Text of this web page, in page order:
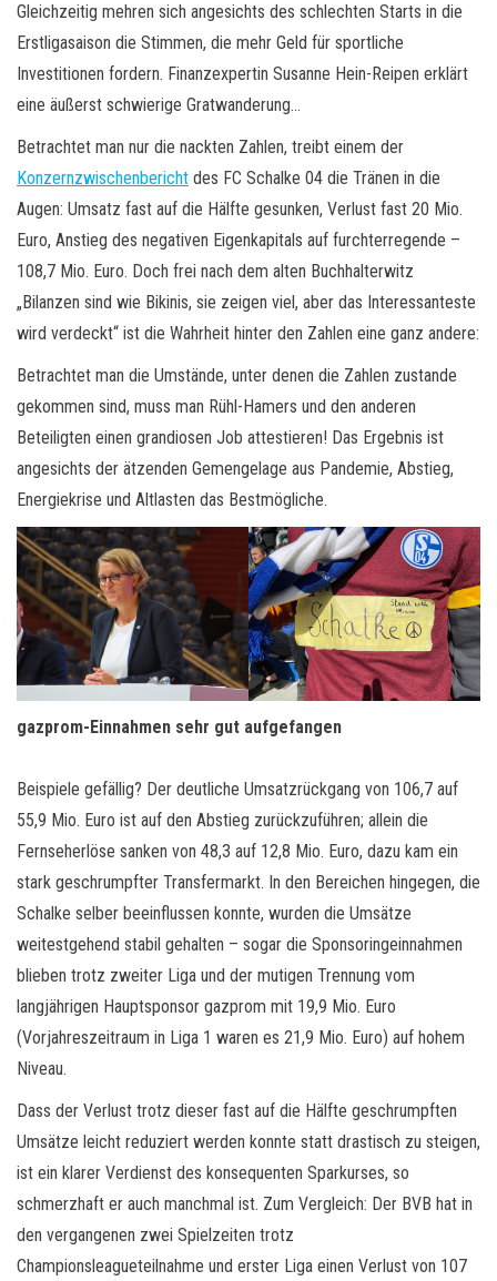
Gleichzeitig mehren sich angesichts des schlechten Starts in die
Erstligasaison die Stimmen, die mehr Geld für sportliche
Investitionen fordern. Finanzexpertin Susanne Hein-Reipen erklärt
eine äußerst schwierige Gratwanderung…
Betrachtet man nur die nackten Zahlen, treibt einem der
Konzernzwischenbericht des FC Schalke 04 die Tränen in die
Augen: Umsatz fast auf die Hälfte gesunken, Verlust fast 20 Mio.
Euro, Anstieg des negativen Eigenkapitals auf furchterregende –
108,7 Mio. Euro. Doch frei nach dem alten Buchhalterwitz
„Bilanzen sind wie Bikinis, sie zeigen viel, aber das Interessanteste
wird verdeckt“ ist die Wahrheit hinter den Zahlen eine ganz andere:
Betrachtet man die Umstände, unter denen die Zahlen zustande
gekommen sind, muss man Rühl-Hamers und den anderen
Beteiligten einen grandiosen Job attestieren! Das Ergebnis ist
angesichts der ätzenden Gemengelage aus Pandemie, Abstieg,
Energiekrise und Altlasten das Bestmögliche.
gazprom-Einnahmen sehr gut aufgefangen
Beispiele gefällig? Der deutliche Umsatzrückgang von 106,7 auf
55,9 Mio. Euro ist auf den Abstieg zurückzuführen; allein die
Fernseherlöse sanken von 48,3 auf 12,8 Mio. Euro, dazu kam ein
stark geschrumpfter Transfermarkt. In den Bereichen hingegen, die
Schalke selber beeinflussen konnte, wurden die Umsätze
weitestgehend stabil gehalten – sogar die Sponsoringeinnahmen
blieben trotz zweiter Liga und der mutigen Trennung vom
langjährigen Hauptsponsor gazprom mit 19,9 Mio. Euro
(Vorjahreszeitraum in Liga 1 waren es 21,9 Mio. Euro) auf hohem
Niveau.
Dass der Verlust trotz dieser fast auf die Hälfte geschrumpften
Umsätze leicht reduziert werden konnte statt drastisch zu steigen,
ist ein klarer Verdienst des konsequenten Sparkurses, so
schmerzhaft er auch manchmal ist. Zum Vergleich: Der BVB hat in
den vergangenen zwei Spielzeiten trotz
Championsleagueteilnahme und erster Liga einen Verlust von 107